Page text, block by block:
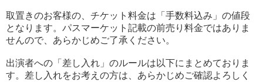
取置きのお客様の、チケット料金は「手数料込み」の値段
となります。パスマーケット記載の前売り料金ではありま
せんので、あらかじめご了承ください。
出演者への「差し入れ」のルールは以下にまとめておりま
す。差し入れをお考えの方は、あらかじめご確認よろしく